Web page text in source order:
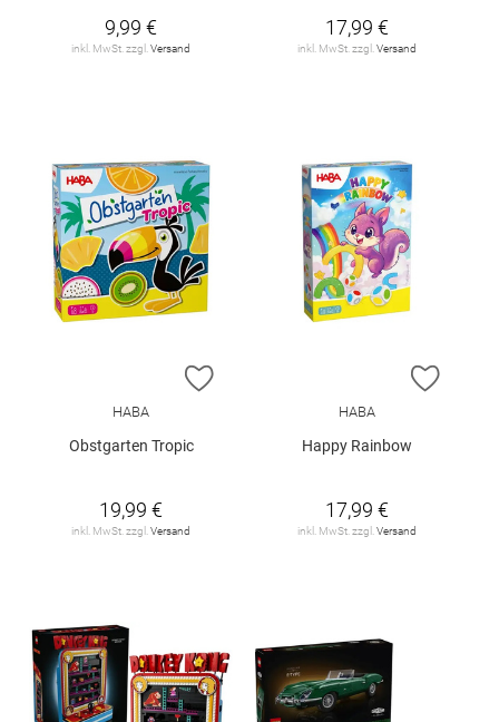
9,99 €
inkl. MwSt. zzgl.Versand
17,99 €
inkl. MwSt. zzgl.Versand
ZUR WUNSCHLISTE HINZUFÜGEN
HABA
Obstgarten Tropic
19,99 €
inkl. MwSt. zzgl. Versand
ZUR
HABA
Happy Rainbow
17,99 €
inkl. MwSt. zzgl. Versand